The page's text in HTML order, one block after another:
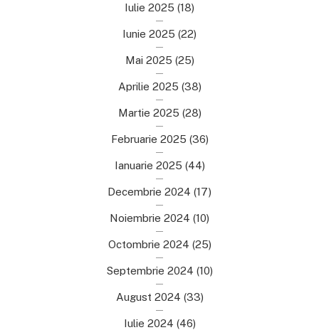
Iulie 2025 (18)
Iunie 2025 (22)
Mai 2025 (25)
Aprilie 2025 (38)
Martie 2025 (28)
Februarie 2025 (36)
Ianuarie 2025 (44)
Decembrie 2024 (17)
Noiembrie 2024 (10)
Octombrie 2024 (25)
Septembrie 2024 (10)
August 2024 (33)
Iulie 2024 (46)